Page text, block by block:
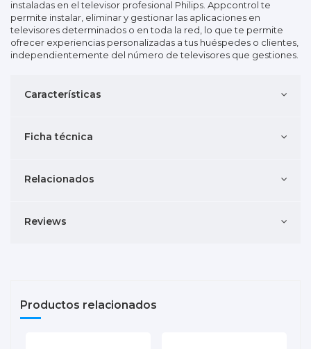
instaladas en el televisor profesional Philips. Appcontrol te
permite instalar, eliminar y gestionar las aplicaciones en
televisores determinados o en toda la red, lo que te permite
ofrecer experiencias personalizadas a tus huéspedes o clientes,
independientemente del número de televisores que gestiones.
Características
Ficha técnica
Relacionados
Reviews
Productos relacionados